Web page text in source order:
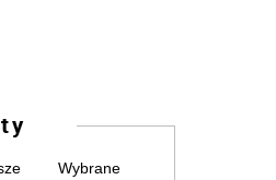
Wybrane